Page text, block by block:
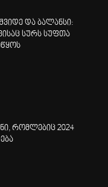
და ბალანსი:
სურს სუფთა
რომლებიც 2024